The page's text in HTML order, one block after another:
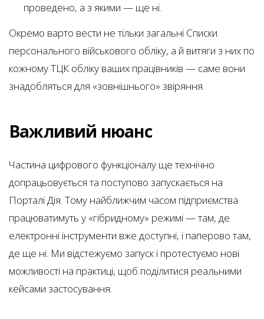
проведено, а з якими — ще ні.
Окремо варто вести не тільки загальні Списки
персонального військового обліку, а й витяги з них по
кожному ТЦК обліку ваших працівників — саме вони
знадобляться для «зовнішнього» звіряння.
Важливий нюанс
Частина цифрового функціоналу ще технічно
допрацьовується та поступово запускається на
Порталі Дія. Тому найближчим часом підприємства
працюватимуть у «гібридному» режимі — там, де
електронні інструменти вже доступні, і паперово там,
де ще ні. Ми відстежуємо запуск і протестуємо нові
можливості на практиці, щоб поділитися реальними
кейсами застосування.